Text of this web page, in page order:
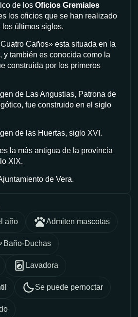
de los Oficios Gremiales
los oficios que se han realizado
últimos siglos.
Caños» esta situada en la
y también es conocida como la
construida por los primeros
de Las Angustias, Patrona de
fue construido en el siglo
de las Huertas, siglo XVI.
la más antigua de la provincia
XIX.
de Vera.
año Admiten mascotas
Baño-Duchas
Lavadora
Se puede pernoctar